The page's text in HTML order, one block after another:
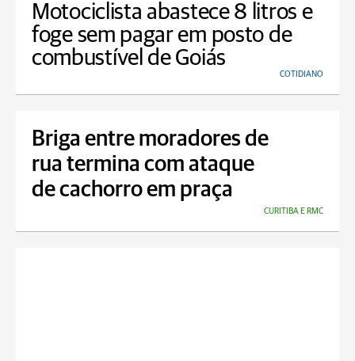
Motociclista abastece 8 litros e
foge sem pagar em posto de
combustível de Goiás
COTIDIANO
Briga entre moradores de
rua termina com ataque
de cachorro em praça
CURITIBA E RMC